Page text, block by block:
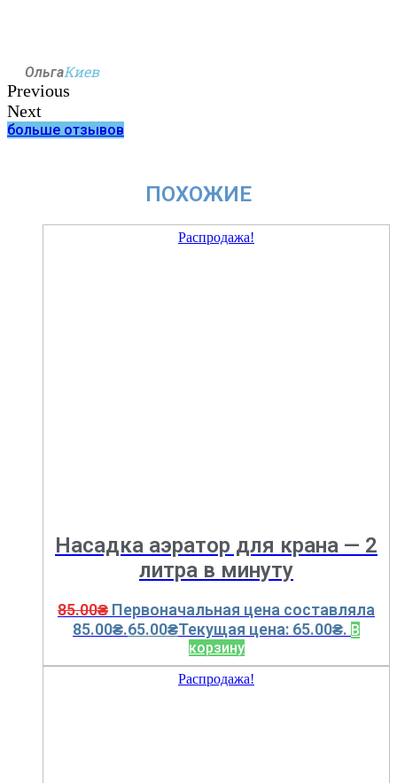
ОльгаКиев
Previous
Next
больше отзывов
ПОХОЖИЕ
Распродажа!
Насадка аэратор для крана — 2
литра в минуту
85.00₴ Первоначальная цена составляла
85.00₴.65.00₴Текущая цена: 65.00₴. В
корзину
Распродажа!